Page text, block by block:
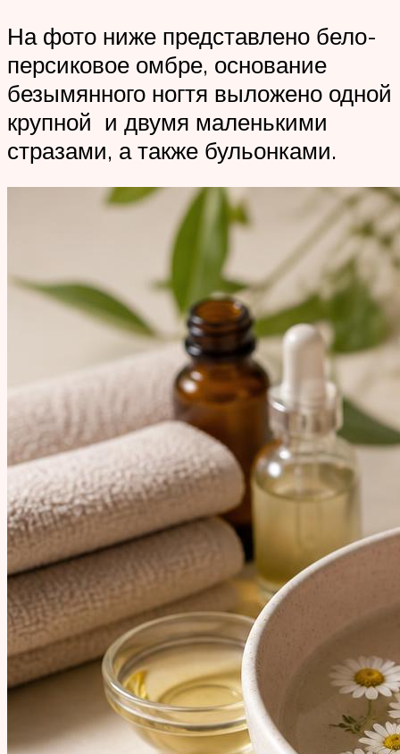
На фото ниже представлено бело-
персиковое омбре, основание
безымянного ногтя выложено одной
крупной и двумя маленькими
стразами, а также бульонками.